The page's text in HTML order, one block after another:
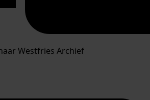
Westfries Archief